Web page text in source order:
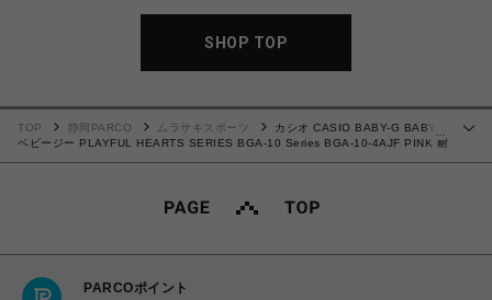
SHOP TOP
TOP 静岡PARCO ムラサキスポーツ
カシオ CASIO BABY-G BABYG
ベビージー PLAYFUL HEARTS SERIES BGA-10 Series BGA-10-4AJF PINK 耐
PARCOポイント